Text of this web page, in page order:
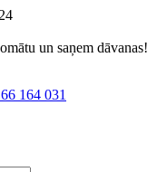
un saņem dāvanas!
164 031